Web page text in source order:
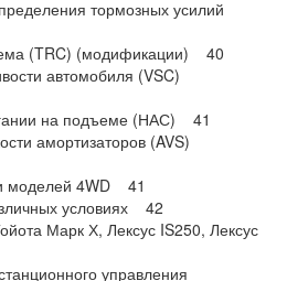
тормозных усилий
(TRC) (модификации) 40
автомобиля (VSC)
на подъеме (НАС) 41
амортизаторов (AVS)
моделей 4WD 41
условиях 42
Марк Х, Лексус IS250, Лексус
управления